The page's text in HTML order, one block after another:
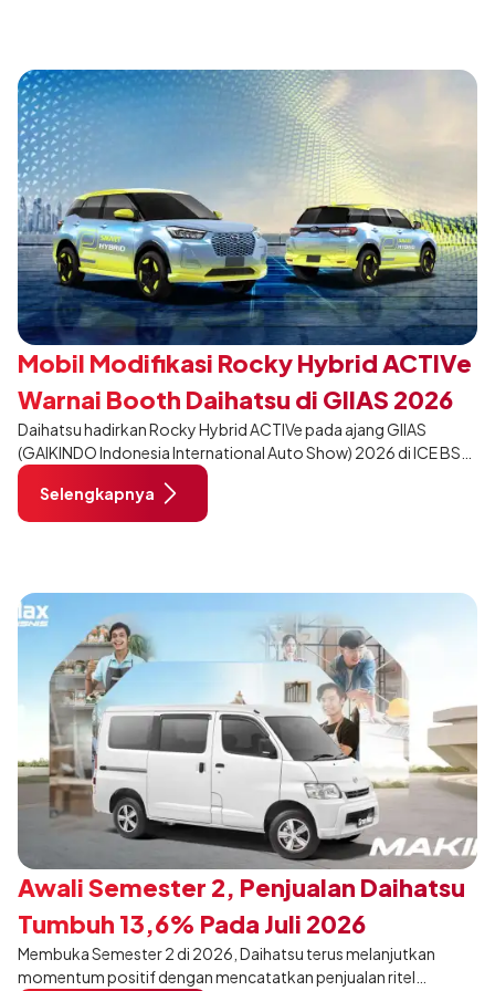
menjadi ciri khas Terios.
Mobil Modifikasi Rocky Hybrid ACTIVe
Warnai Booth Daihatsu di GIIAS 2026
Daihatsu hadirkan Rocky Hybrid ACTIVe pada ajang GIIAS
(GAIKINDO Indonesia International Auto Show) 2026 di ICE BSD
City, Tangerang. Terdapat 2 unit Rocky Hybrid yang
dimodifikasi untuk menghadirkan sarana inspirasi bagi
pengunjung mendukung gaya hidup yang aktif.
Selengkapnya
Awali Semester 2, Penjualan Daihatsu
Tumbuh 13,6% Pada Juli 2026
Membuka Semester 2 di 2026, Daihatsu terus melanjutkan
momentum positif dengan mencatatkan penjualan ritel